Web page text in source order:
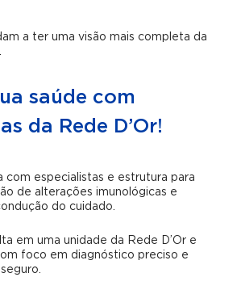
a ter uma visão mais completa da
saúde com
da Rede D’Or!
com especialistas e estrutura para
de alterações imunológicas e
do cuidado.
em uma unidade da Rede D’Or e
foco em diagnóstico preciso e